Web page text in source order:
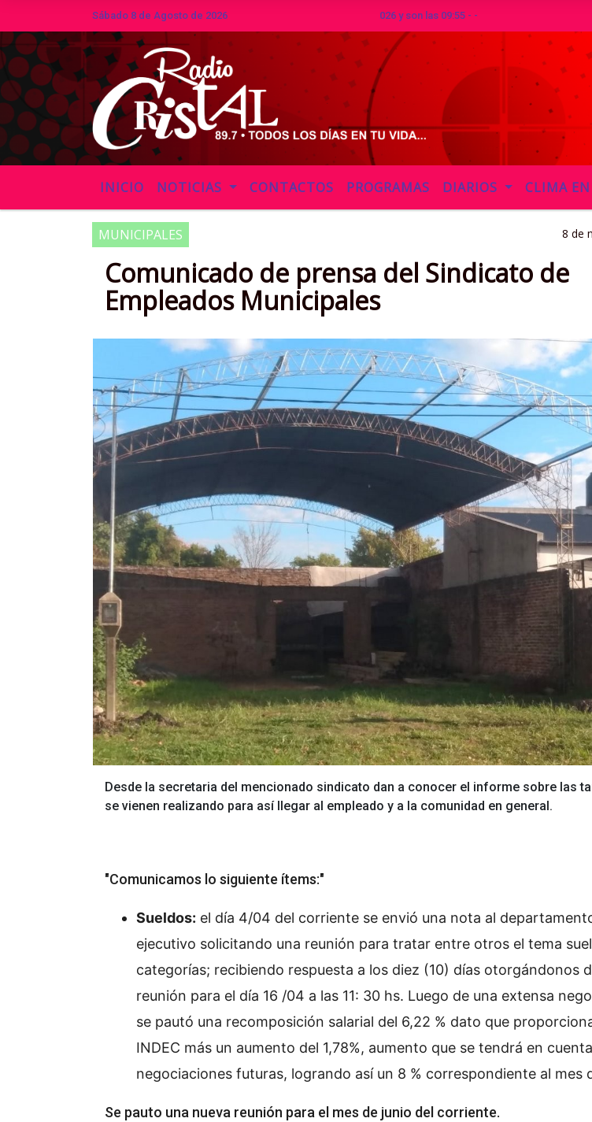
Sábado 8 de Agosto de 2026Hoy es Sábado 8 de Agosto de 2026 y son las 09:55 - -
INICIO NOTICIAS CONTACTOS PROGRAMAS DIARIOS CLIMA
MUNICIPALES 8 de
Comunicado de prensa del Sindicato de
Empleados Municipales
Desde la secretaria del mencionado sindicato dan a conocer el informe sobre las
se vienen realizando para así llegar al empleado y a la comunidad en general.
"Comunicamos lo siguiente ítems:"
Sueldos: el día 4/04 del corriente se envió una nota al
ejecutivo solicitando una reunión para tratar entre otros el tema
categorías; recibiendo respuesta a los diez (10) días otorgándonos
reunión para el día 16 /04 a las 11: 30 hs. Luego de una extensa
se pautó una recomposición salarial del 6,22 % dato que
INDEC más un aumento del 1,78%, aumento que se tendrá en
negociaciones futuras, logrando así un 8 % correspondiente al mes
Se pauto una nueva reunión para el mes de junio del corriente.